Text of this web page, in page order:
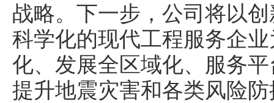
战略。下一步，公司将以
科学化的现代工程服务企
化、发展全区域化、服务
提升地震灾害和各类风险